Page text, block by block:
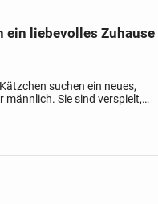
ein liebevolles Zuhause
suchen ein neues,
männlich. Sie sind verspielt,